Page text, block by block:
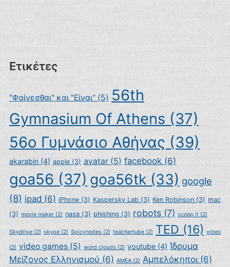
Ετικέτες
"Φαίνεσθαι" και "Είναι"(5) 56th
Gymnasium Of Athens(37)
56ο Γυμνάσιο Αθήνας(39)
akarabin(4) apple(3) avatar(5) facebook(6)
goa56(37)goa56tk(33) google
(8) ipad(6) iPhone(3) Kaspersky Lab(3) Ken Robinson(3) mac
(3) movie maker(2) nasa(3) phishing (3) robots(7) scoop.it(2)
Skydrive(2) skype(2) Spicynodes (2) teachertube(2) TED(16) video
(2) video games(5) word clouds(2) youtube(4) Ίδρυμα
Μείζονος Ελληνισμού (6) ΑΜΕΑ(2) Αμπελόκηποι(6)